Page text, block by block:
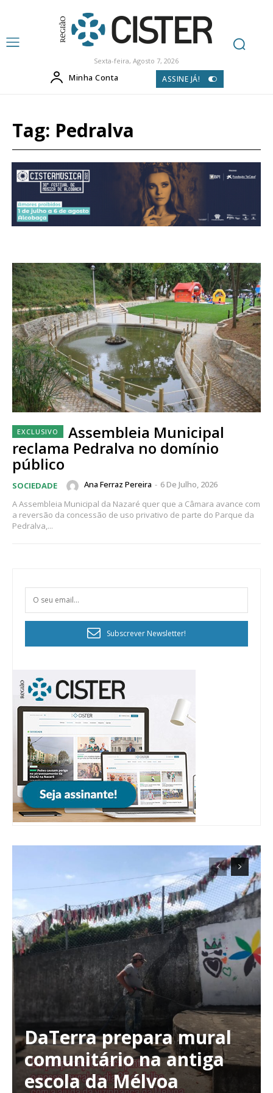
Planos de Assinatura
Faça-se assinante do Região de Cister e ajude-nos a manter este serviço
Sexta-feira, Agosto 7, 2026
Minha Conta ASSINE JÁ!
Tag: Pedralva
Assembleia Municipal
reclama Pedralva no domínio
público
SOCIEDADE Ana Ferraz Pereira - 6 De Julho, 2026
A Assembleia Municipal da Nazaré quer que a Câmara avance com
a reversão da concessão de uso privativo de parte do Parque da
Pedralva,...
Subscrever Newsletter!
DaTerra prepara mural
comunitário na antiga
escola da Mélvoa